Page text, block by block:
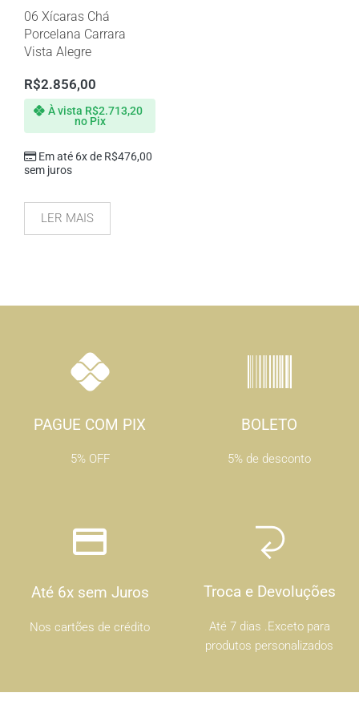
06 Xícaras Chá
Porcelana Carrara
Vista Alegre
R$2.856,00
Em até 6x de R$476,00
sem juros
À vista R$2.713,20
no Pix
LER MAIS
PAGUE COM PIX
5% OFF
BOLETO
5% de desconto
Até 6x sem Juros
Nos cartões de crédito
Troca e Devoluções
Até 7 dias .Exceto para
produtos personalizados